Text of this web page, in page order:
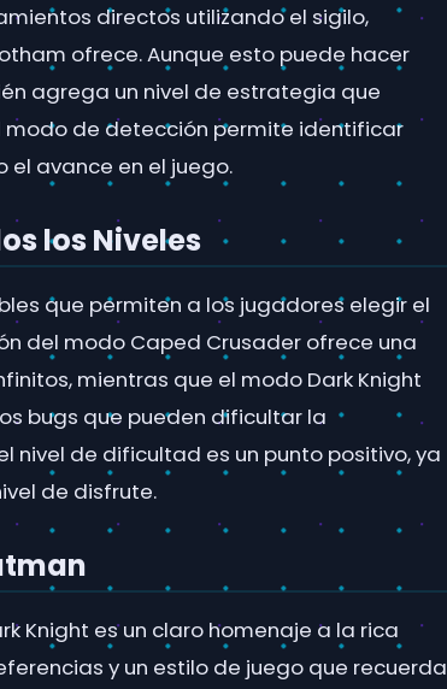
directos utilizando el sigilo,
ofrece. Aunque esto puede hacer
agrega un nivel de estrategia que
modo de detección permite identificar
avance en el juego.
los Niveles
que permiten a los jugadores elegir el
del modo Caped Crusader ofrece una
mientras que el modo Dark Knight
bugs que pueden dificultar la
nivel de dificultad es un punto positivo, ya
de disfrute.
Knight es un claro homenaje a la rica
y un estilo de juego que recuerda